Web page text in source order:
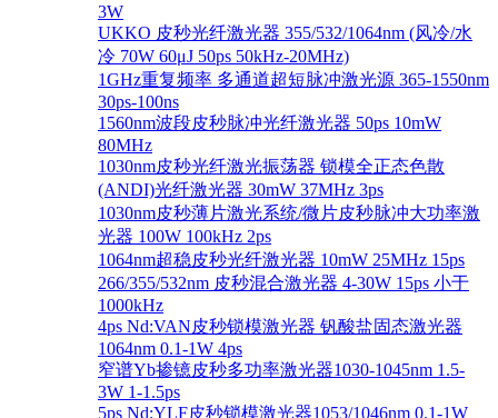
3W
UKKO 皮秒光纤激光器 355/532/1064nm (风冷/水
冷 70W 60μJ 50ps 50kHz-20MHz)
1GHz重复频率 多通道超短脉冲激光源 365-1550nm
30ps-100ns
1560nm波段皮秒脉冲光纤激光器 50ps 10mW
80MHz
1030nm皮秒光纤激光振荡器 锁模全正态色散
(ANDI)光纤激光器 30mW 37MHz 3ps
1030nm皮秒薄片激光系统/微片皮秒脉冲大功率激
光器 100W 100kHz 2ps
1064nm超稳皮秒光纤激光器 10mW 25MHz 15ps
266/355/532nm 皮秒混合激光器 4-30W 15ps 小于
1000kHz
4ps Nd:VAN皮秒锁模激光器 钒酸盐固态激光器
1064nm 0.1-1W 4ps
窄谱Yb掺镱皮秒多功率激光器1030-1045nm 1.5-
3W 1-1.5ps
5ps Nd:YLF皮秒锁模激光器1053/1046nm 0.1-1W